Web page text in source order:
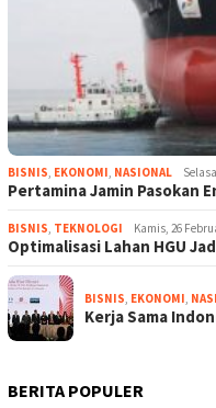
BISNIS, EKONOMI, NASIONAL
Pertamina Jamin Pasokan
BISNIS, TEKNOLOGI Kamis, 26
Optimalisasi Lahan HGU
BISNIS, EKONOMI,
Kerja Sama
BERITA POPULER